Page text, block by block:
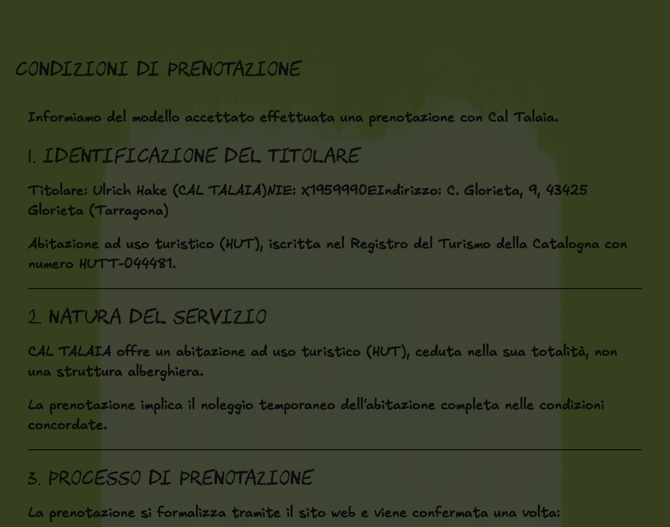
Condizioni di Prenotazione
Informiamo del modello accettato effettuata una prenotazione con Cal Talaia.
1. Identificazione del titolare
Titolare: Ulrich Hake (CAL TALAIA)NIE: X1959990EIndirizzo: C. Glorieta, 9, 43425
Glorieta (Tarragona)
Abitazione ad uso turistico (HUT), iscritta nel Registro del Turismo della Catalogna con
numero HUTT-044481.
2. Natura del servizio
CAL TALAIA offre un abitazione ad uso turistico (HUT), ceduta nella sua totalità, non
una struttura alberghiera.
La prenotazione implica il noleggio temporaneo dell'abitazione completa nelle condizioni
concordate.
3. Processo di prenotazione
La prenotazione si formalizza tramite il sito web e viene confermata una volta: